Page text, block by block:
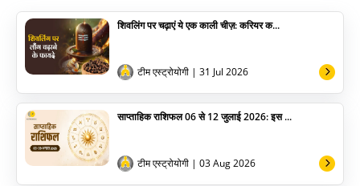
योग
अन्य
शिवलिंग पर चढ़ाएं ये एक काली चीज़: करियर क...
टीम एस्ट्रोयोगी | 31 Jul 2026
साप्ताहिक राशिफल 06 से 12 जुलाई 2026: इस ...
टीम एस्ट्रोयोगी | 03 Aug 2026